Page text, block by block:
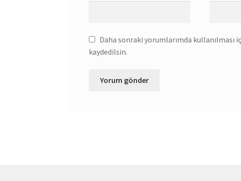
Daha sonraki yorumlarımda kullanılması
kaydedilsin.